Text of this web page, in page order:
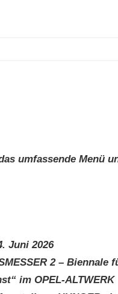
umfassende Menü
Juni 2026
2 – Biennale
im OPEL-ALTWERK